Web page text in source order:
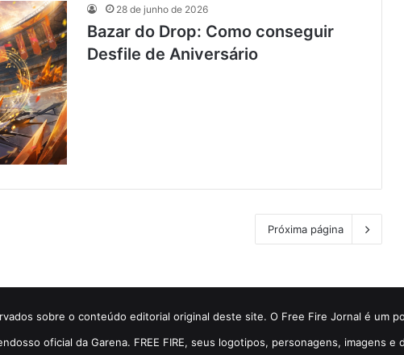
28 de junho de 2026
Bazar do Drop: Como conseguir
Desfile de Aniversário
Próxima página
sobre o conteúdo editorial original deste site. O Free Fire Jornal é um
oficial da Garena. FREE FIRE, seus logotipos, personagens, imagens